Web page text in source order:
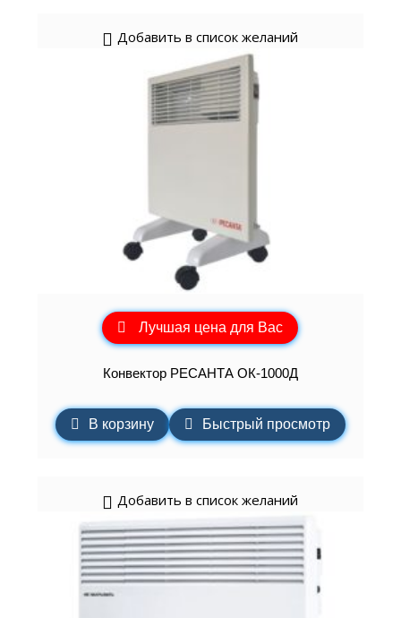
Добавить в список желаний
Лучшая цена для Вас
Конвектор РЕСАНТА ОК-1000Д
В корзину Быстрый просмотр
Добавить в список желаний